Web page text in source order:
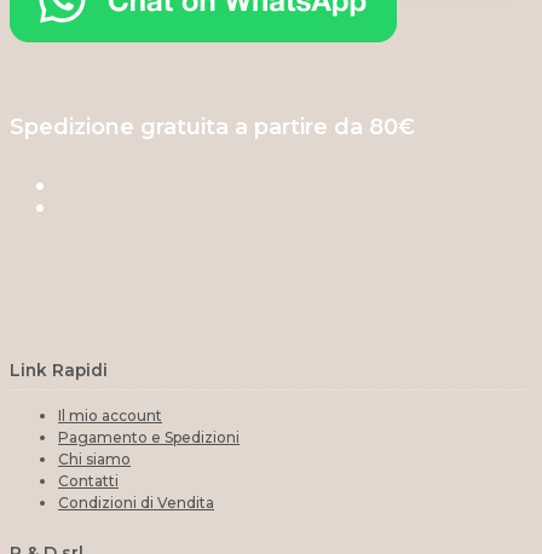
Spedizione gratuita a partire da 80€
Link Rapidi
Il mio account
Pagamento e Spedizioni
Chi siamo
Contatti
Condizioni di Vendita